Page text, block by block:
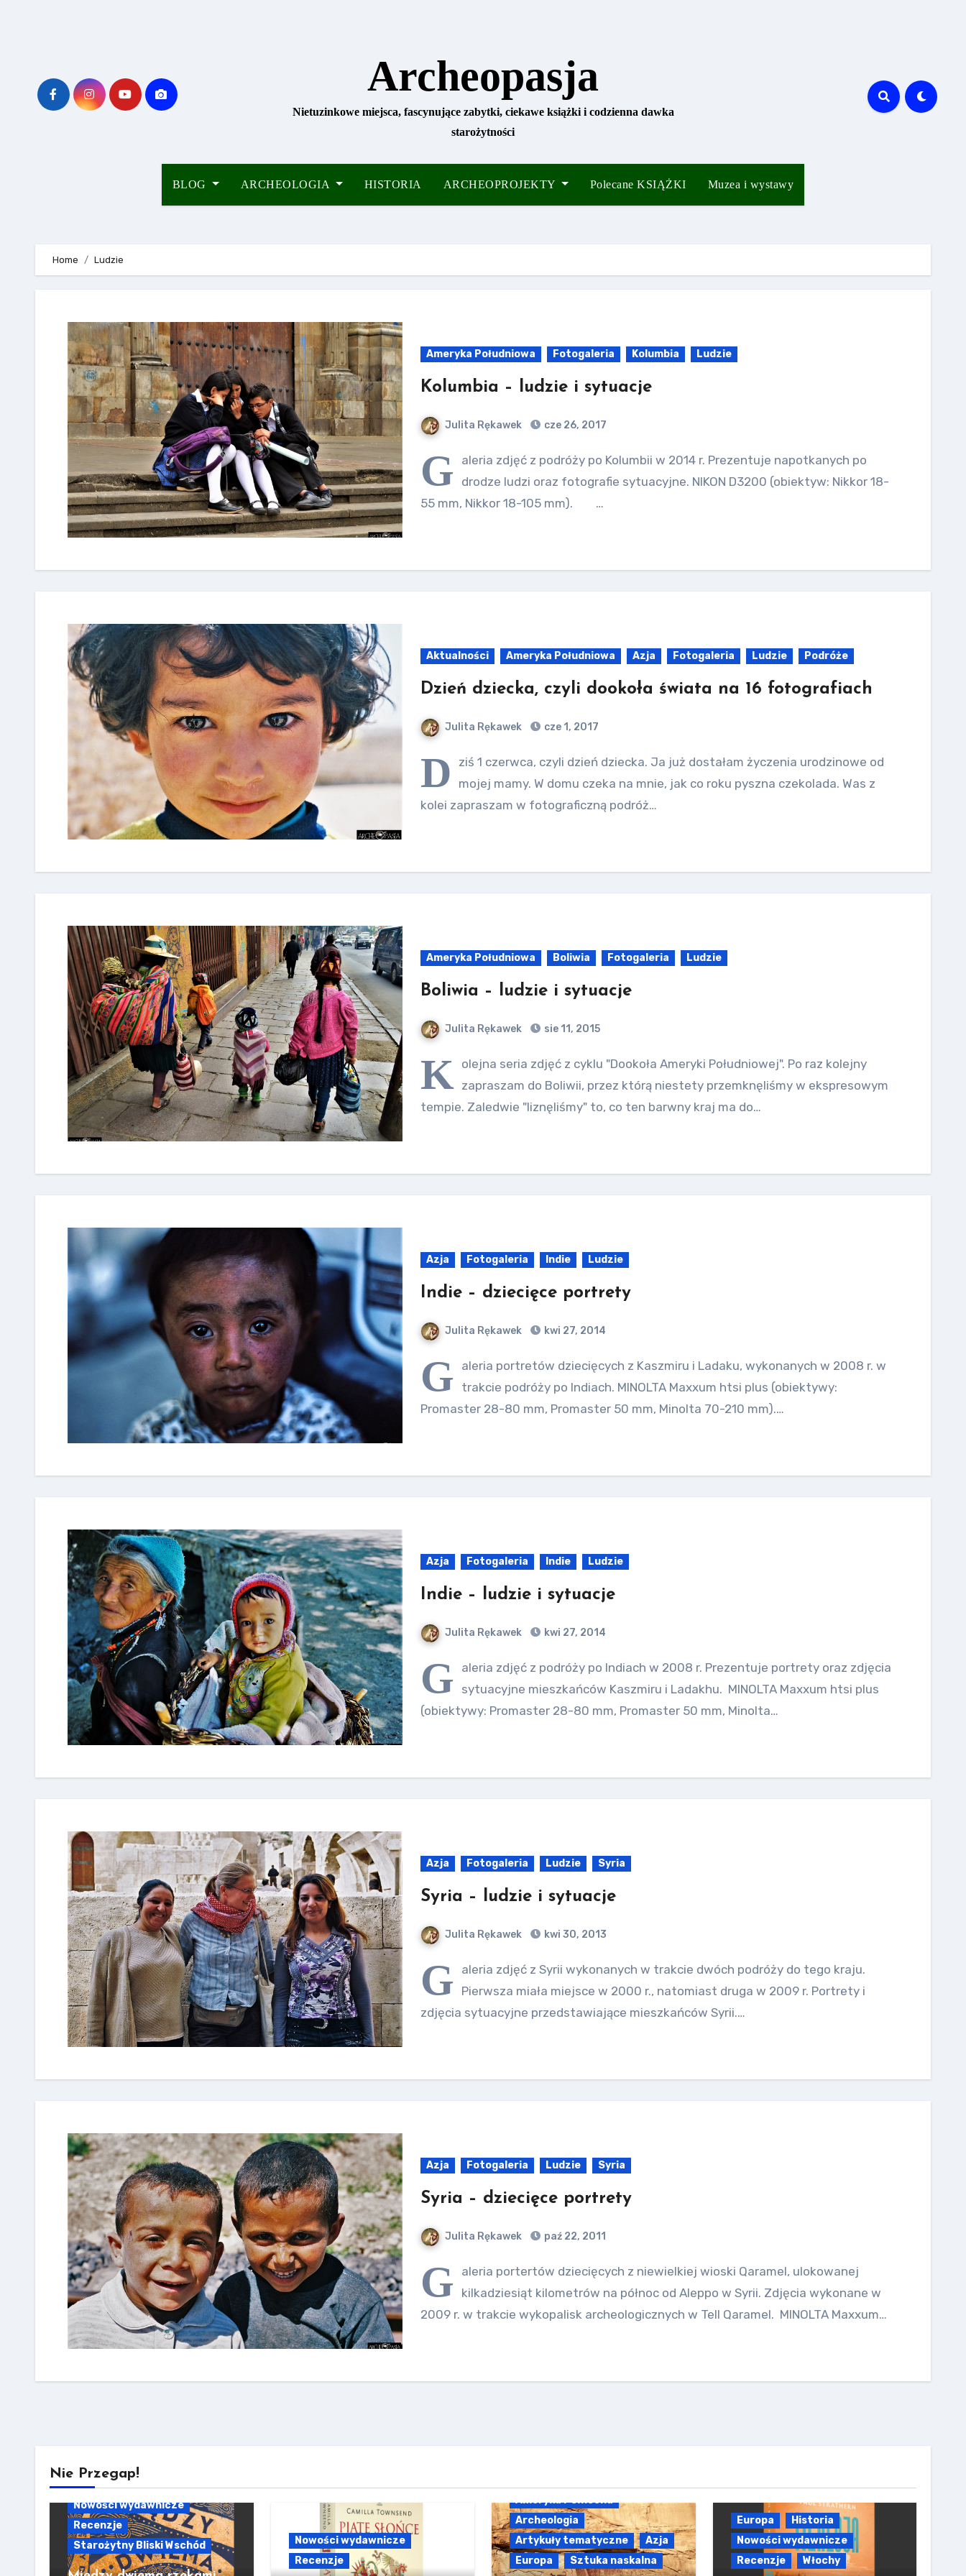
Archeopasja
Nietuzinkowe miejsca, fascynujące zabytki, ciekawe książki i codzienna dawka
starożytności
BLOG ARCHEOLOGIA HISTORIA ARCHEOPROJEKTY Polecane KSIĄŻKI Muzea i wystawy
Home Ludzie
Ameryka Południowa Fotogaleria Kolumbia Ludzie
Kolumbia – ludzie i sytuacje
Julita Rękawek cze 26, 2017
G
aleria zdjęć z podróży po Kolumbii w 2014 r. Prezentuje napotkanych po
drodze ludzi oraz fotografie sytuacyjne. NIKON D3200 (obiektyw: Nikkor 18-
55 mm, Nikkor 18-105 mm). …
Aktualności Ameryka Południowa Azja Fotogaleria Ludzie Podróże
Dzień dziecka, czyli dookoła świata na 16 fotografiach
Julita Rękawek cze 1, 2017
D
ziś 1 czerwca, czyli dzień dziecka. Ja już dostałam życzenia urodzinowe od
mojej mamy. W domu czeka na mnie, jak co roku pyszna czekolada. Was z
kolei zapraszam w fotograficzną podróż…
Ameryka Południowa Boliwia Fotogaleria Ludzie
Boliwia – ludzie i sytuacje
Julita Rękawek sie 11, 2015
K olejna seria zdjęć z cyklu "Dookoła Ameryki Południowej". Po raz kolejny
zapraszam do Boliwii, przez którą niestety przemknęliśmy w ekspresowym
tempie. Zaledwie "liznęliśmy" to, co ten barwny kraj ma do…
Azja Fotogaleria Indie Ludzie
Indie – dziecięce portrety
Julita Rękawek kwi 27, 2014
G
aleria portretów dziecięcych z Kaszmiru i Ladaku, wykonanych w 2008 r. w
trakcie podróży po Indiach. MINOLTA Maxxum htsi plus (obiektywy:
Promaster 28-80 mm, Promaster 50 mm, Minolta 70-210 mm).…
Azja Fotogaleria Indie Ludzie
Indie – ludzie i sytuacje
Julita Rękawek kwi 27, 2014
G
aleria zdjęć z podróży po Indiach w 2008 r. Prezentuje portrety oraz zdjęcia
sytuacyjne mieszkańców Kaszmiru i Ladakhu. MINOLTA Maxxum htsi plus
(obiektywy: Promaster 28-80 mm, Promaster 50 mm, Minolta…
Azja Fotogaleria Ludzie Syria
Syria – ludzie i sytuacje
Julita Rękawek kwi 30, 2013
G
aleria zdjęć z Syrii wykonanych w trakcie dwóch podróży do tego kraju.
Pierwsza miała miejsce w 2000 r., natomiast druga w 2009 r. Portrety i
zdjęcia sytuacyjne przedstawiające mieszkańców Syrii.…
Azja Fotogaleria Ludzie Syria
Syria – dziecięce portrety
Julita Rękawek paź 22, 2011
G
aleria portertów dziecięcych z niewielkiej wioski Qaramel, ulokowanej
kilkadziesiąt kilometrów na północ od Aleppo w Syrii. Zdjęcia wykonane w
2009 r. w trakcie wykopalisk archeologicznych w Tell Qaramel. MINOLTA Maxxum…
Nie Przegap!
Nowości wydawnicze
Recenzje
Starożytny Bliski Wschód
Nowości wydawnicze
Recenzje
Ameryka Północna
Archeologia
Artykuły tematyczne
Azja
Europa
Sztuka naskalna
Europa
Historia
Nowości wydawnicze
Recenzje
Włochy